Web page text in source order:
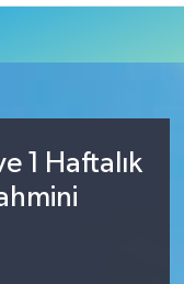
1 Haftalık